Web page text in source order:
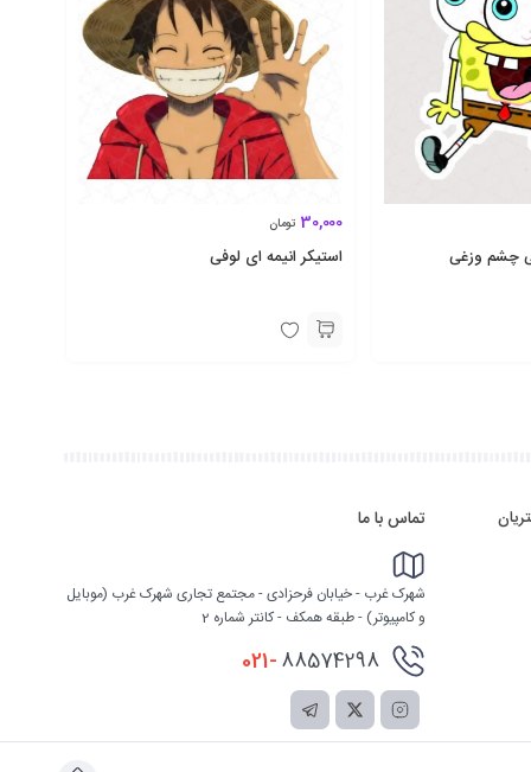
چشم وزغی
30,000 تومان
استیکر انیمه ای لوفی
تماس با ما
شهرک غرب - خیابان فرحزادی - مجتمع تجاری شهرک غرب (موبایل
و کامپیوتر) - طبقه همکف - کانتر شماره 2
021-88574298